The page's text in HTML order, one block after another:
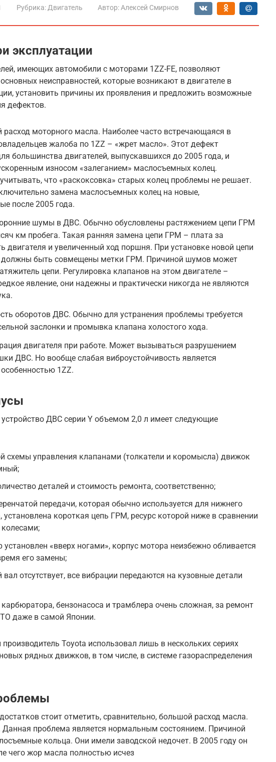
Рубрика: Двигатель Автор: Алексей Смирнов
эксплуатации
имеющих автомобили с моторами 1ZZ-FE, позволяют
неисправностей, которые возникают в двигателе в
установить причины их проявления и предложить возможные
дефектов.
моторного масла. Наиболее часто встречающаяся в
жалоба по 1ZZ – «жрет масло». Этот дефект
большинства двигателей, выпускавшихся до 2005 года, и
износом «залеганием» маслосъемных колец.
что «раскоксовка» старых колец проблемы не решает.
замена маслосъемных колец на новые,
после 2005 года.
шумы в ДВС. Обычно обусловлены растяжением цепи ГРМ
км пробега. Такая ранняя замена цепи ГРМ – плата за
двигателя и увеличенный ход поршня. При установке новой цепи
должны быть совмещены метки ГРМ. Причиной шумов может
цепи. Регулировка клапанов на этом двигателе –
явление, они надежны и практически никогда не являются
оборотов ДВС. Обычно для устранения проблемы требуется
заслонки и промывка клапана холостого хода.
двигателя при работе. Может вызываться разрушением
ДВС. Но вообще слабая виброустойчивость является
1ZZ.
ДВС серии Y объемом 2,0 л имеет следующие
схемы управления клапанами (толкатели и коромысла) движок
деталей и стоимость ремонта, соответственно;
передачи, которая обычно используется для нижнего
установлена короткая цепь ГРМ, ресурс которой ниже в сравнении
«вверх ногами», корпус мотора неизбежно обливается
его замены;
отсутствует, все вибрации передаются на кузовные детали
карбюратора, бензонасоса и трамблера очень сложная, за ремонт
даже в самой Японии.
Toyota использовал лишь в нескольких сериях
рядных движков, в том числе, в системе газораспределения
стоит отметить, сравнительно, большой расход масла.
проблема является нормальным состоянием. Причиной
кольца. Они имели заводской недочет. В 2005 году он
чего жор масла полностью исчез